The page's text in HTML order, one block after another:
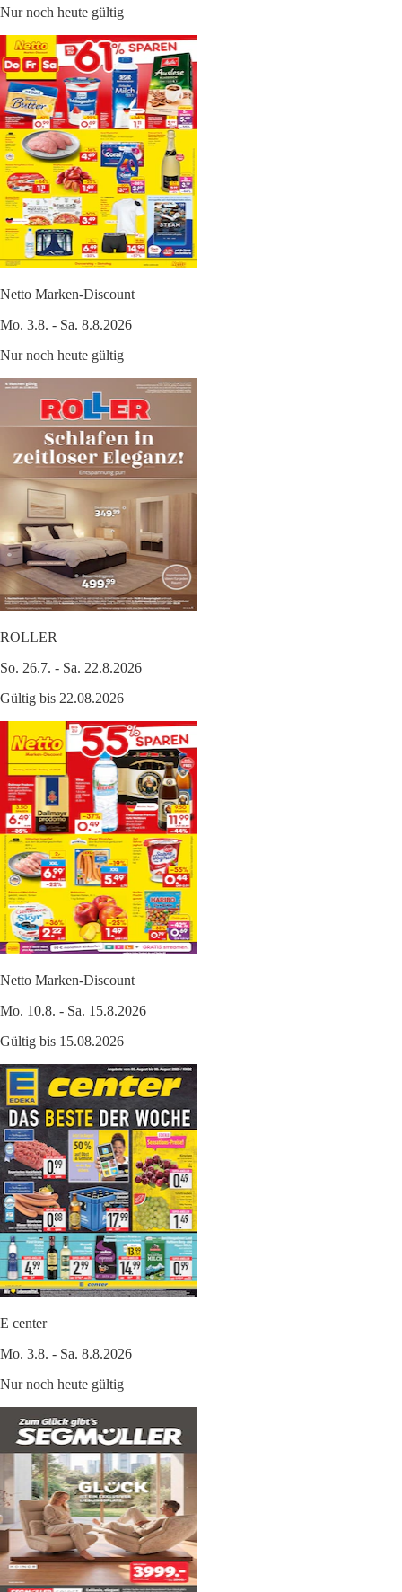
Nur noch heute gültig
Netto Marken-Discount
Mo. 3.8. - Sa. 8.8.2026
Nur noch heute gültig
ROLLER
So. 26.7. - Sa. 22.8.2026
Gültig bis 22.08.2026
Netto Marken-Discount
Mo. 10.8. - Sa. 15.8.2026
Gültig bis 15.08.2026
E center
Mo. 3.8. - Sa. 8.8.2026
Nur noch heute gültig